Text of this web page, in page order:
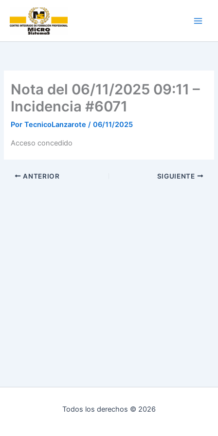
contenido
Nota del 06/11/2025 09:11 –
Incidencia #6071
PorTecnicoLanzarote/06/11/2025
Acceso concedido
ANTERIOR SIGUIENTE
Todos los derechos © 2026